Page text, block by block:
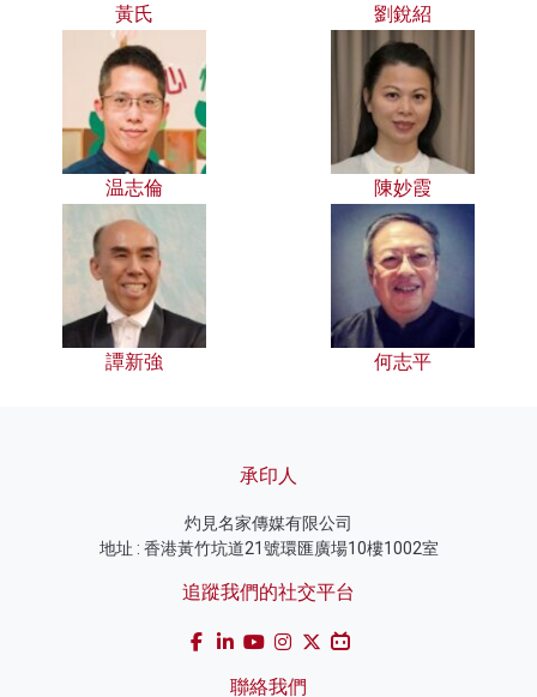
黃氏 劉銳紹
温志倫 陳妙霞
譚新強 何志平
承印人
灼見名家傳媒有限公司
地址 : 香港黃竹坑道21號環匯廣場10樓1002室
追蹤我們的社交平台
聯絡我們